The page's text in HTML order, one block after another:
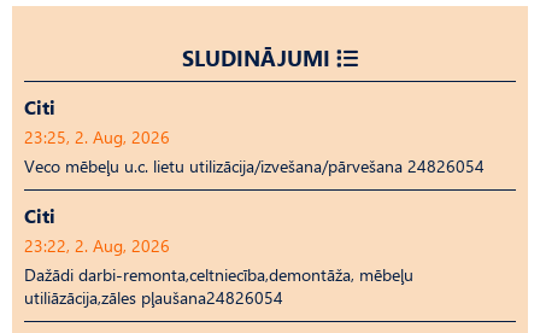
SLUDINĀJUMI
Citi
23:25, 2. Aug, 2026
Veco mēbeļu u.c. lietu utilizācija/izvešana/pārvešana 24826054
Citi
23:22, 2. Aug, 2026
Dažādi darbi-remonta,celtniecība,demontāža, mēbeļu
utiliāzācija,zāles pļaušana24826054